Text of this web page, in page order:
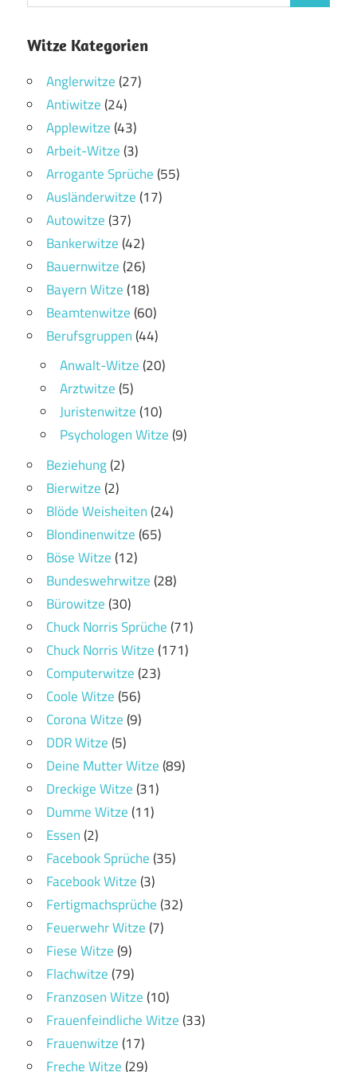
Witze Kategorien
Anglerwitze(27)
Antiwitze(24)
Applewitze(43)
Arbeit-Witze(3)
Arrogante Sprüche(55)
Ausländerwitze(17)
Autowitze(37)
Bankerwitze(42)
Bauernwitze(26)
Bayern Witze(18)
Beamtenwitze(60)
Berufsgruppen(44)
Anwalt-Witze(20)
Arztwitze(5)
Juristenwitze(10)
Psychologen Witze(9)
Beziehung(2)
Bierwitze(2)
Blöde Weisheiten(24)
Blondinenwitze(65)
Böse Witze(12)
Bundeswehrwitze(28)
Bürowitze(30)
Chuck Norris Sprüche(71)
Chuck Norris Witze(171)
Computerwitze(23)
Coole Witze(56)
Corona Witze(9)
DDR Witze(5)
Deine Mutter Witze(89)
Dreckige Witze(31)
Dumme Witze(11)
Essen(2)
Facebook Sprüche(35)
Facebook Witze(3)
Fertigmachsprüche(32)
Feuerwehr Witze(7)
Fiese Witze(9)
Flachwitze(79)
Franzosen Witze(10)
Frauenfeindliche Witze(33)
Frauenwitze(17)
Freche Witze(29)